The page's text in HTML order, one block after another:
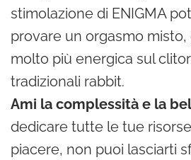
stimolazione di ENIGMA
provare un orgasmo misto,
molto più energica sul
tradizionali rabbit.
Ami la complessità e la
dedicare tutte le tue
piacere, non puoi lasciarti